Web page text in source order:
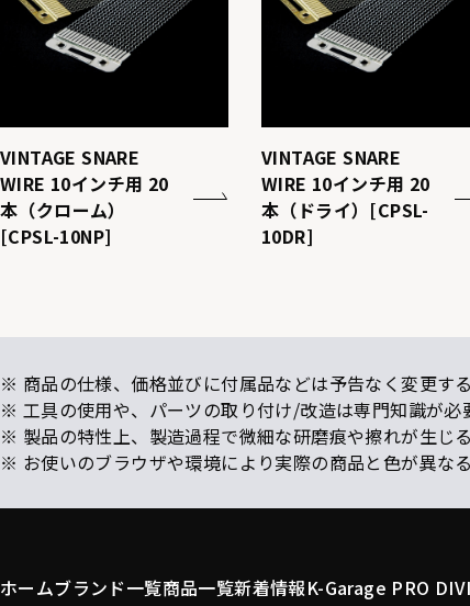
VINTAGE SNARE
WIRE 10インチ用 20
本（クローム）
[CPSL-10NP]
VINTAGE SNARE
WIRE 10インチ用 20
本（ドライ）[CPSL-
10DR]
※ 商品の仕様、価格並びに付属品などは予告なく変更する
※ 工具の使用や、パーツの取り付け/改造は専門知識が必
※ 製品の特性上、製造過程で微細な研磨痕や擦れが生じ
※ お使いのブラウザや環境により実際の商品と色が異なる
ホームブランド一覧商品一覧新着情報K-Garage PRO